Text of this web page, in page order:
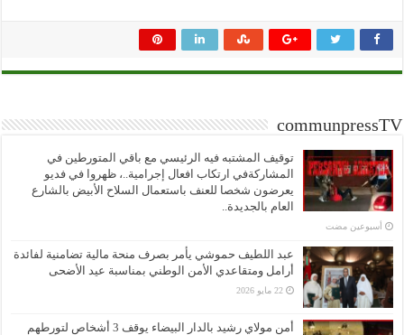
communpressTV
توقيف المشتبه فيه الرئيسي مع باقي المتورطين في
المشاركةفي ارتكاب افعال إجرامية..، ظهروا في فديو
يعرضون شخصا للعنف باستعمال السلاح الأبيض بالشارع
العام بالجديدة..
‏أسبوعين مضت
عبد اللطيف حموشي يأمر بصرف منحة مالية تضامنية لفائدة
أرامل ومتقاعدي الأمن الوطني بمناسبة عيد الأضحى
22 مايو 2026
أمن مولاي رشيد بالدار البيضاء يوقف 3 أشخاص لتورطهم